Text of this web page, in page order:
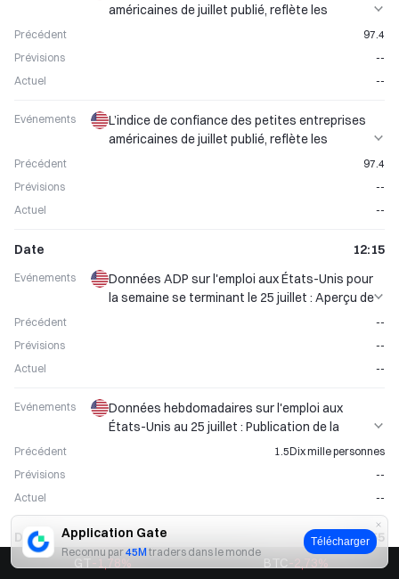
Application Gate
Reconnu par45M traders dans le monde
Télécharger
américaines de juillet publié, reflète les
Précédent
97.4
Prévisions
--
Actuel
--
Evénements
L’indice de confiance des petites entreprises
américaines de juillet publié, reflète les
Précédent
97.4
Prévisions
--
Actuel
--
Date 12:15
Evénements
Données ADP sur l'emploi aux États-Unis pour
la semaine se terminant le 25 juillet : Aperçu de
Précédent
--
Prévisions
--
Actuel
--
Evénements
Données hebdomadaires sur l'emploi aux
États-Unis au 25 juillet : Publication de la
variation hebdomadaire ADP « Small Nonfarm
Précédent
1.5Dix mille personnes
Prévisions
--
Actuel
--
Date 12:55
Evénements
États-Unis : Publication des données Redbook
GT-1,78 % BTC-2,73 %